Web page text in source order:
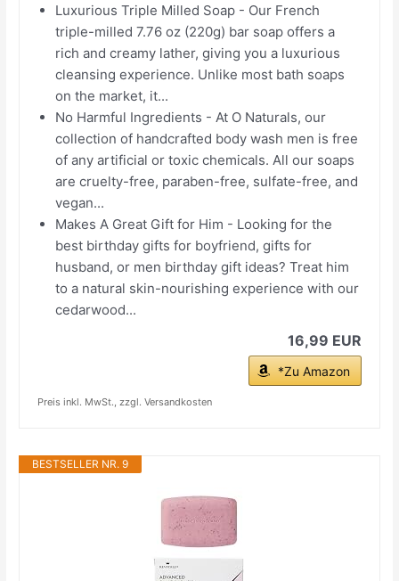
Luxurious Triple Milled Soap - Our French
triple-milled 7.76 oz (220g) bar soap offers a
rich and creamy lather, giving you a luxurious
cleansing experience. Unlike most bath soaps
on the market, it...
No Harmful Ingredients - At O Naturals, our
collection of handcrafted body wash men is free
of any artificial or toxic chemicals. All our soaps
are cruelty-free, paraben-free, sulfate-free, and
vegan...
Makes A Great Gift for Him - Looking for the
best birthday gifts for boyfriend, gifts for
husband, or men birthday gift ideas? Treat him
to a natural skin-nourishing experience with our
cedarwood...
16,99 EUR
*Zu Amazon
Preis inkl. MwSt., zzgl. Versandkosten
BESTSELLER NR. 9